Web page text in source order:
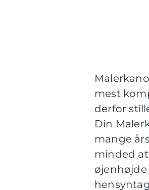
mest
derfor
Din
mange
minded